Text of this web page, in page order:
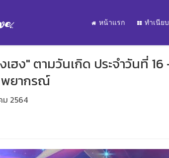
หน้าแรก ทำเนีย
ฮง" ตามวันเกิด ประจำวันที่
พยากรณ์
ม 2564